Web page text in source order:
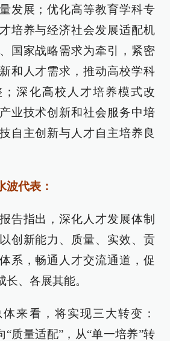
发展；优化高等教育学科专
培养与经济社会发展适配机
国家战略需求为牵引，紧密
和人才需求，推动高校学科
深化高校人才培养模式改
业技术创新和社会服务中培
自主创新与人才自主培养良
波代表：
告指出，深化人才发展体制
创新能力、质量、实效、贡
系，畅通人才交流通道，促
、各展其能。
来看，将实现三大转变：
“质量适配”，从“单一培养”转